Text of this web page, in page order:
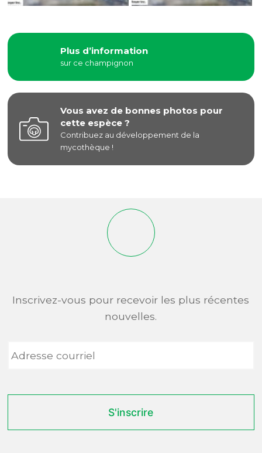
Plus d’information
sur ce champignon
Vous avez de bonnes photos pour
cette espèce ?
Contribuez au développement de la
mycothèque !
Inscrivez-vous pour recevoir les plus récentes
nouvelles.